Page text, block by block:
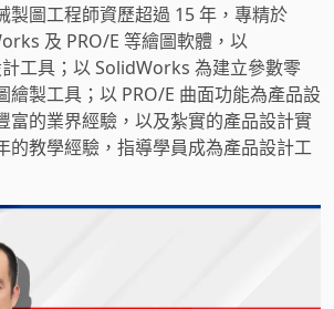
製圖工程師資歷超過 15 年，專精於
及 PRO/E 等繪圖軟體，以
工具；以 SolidWorks 為建立參數零
繪製工具；以 PRO/E 曲面功能為產品設
富的業界經驗，以及紮實的產品設計實
的教學經驗，指導學員成為產品設計工